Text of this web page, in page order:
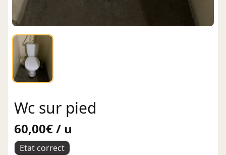
Wc sur pied
60,00€ / u
Etat correct